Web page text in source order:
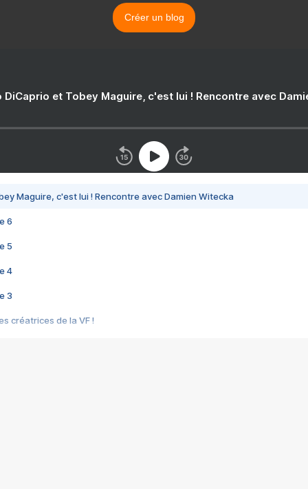
Créer un blog
DiCaprio et Tobey Maguire, c'est lui ! Rencontre avec
Maguire, c'est lui ! Rencontre avec Damien Witecka
6
5
4
3
créatrices de la VF !